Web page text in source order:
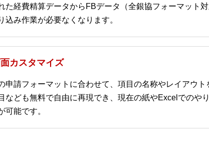
た経費精算データからFBデータ（全銀協フォーマット
込み作業が必要なくなります。
カスタマイズ
申請フォーマットに合わせて、項目の名称やレイアウ
なども無料で自由に再現でき、現在の紙やExcelでのや
可能です。